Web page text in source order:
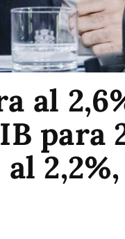
al
para